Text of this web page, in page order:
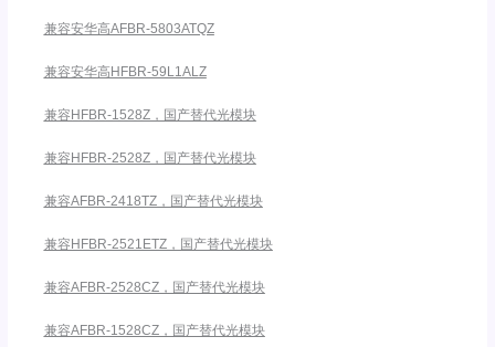
兼容安华高AFBR-5803ATQZ
兼容安华高HFBR-59L1ALZ
兼容HFBR-1528Z，国产替代光模块
兼容HFBR-2528Z，国产替代光模块
兼容AFBR-2418TZ，国产替代光模块
兼容HFBR-2521ETZ，国产替代光模块
兼容AFBR-2528CZ，国产替代光模块
兼容AFBR-1528CZ，国产替代光模块